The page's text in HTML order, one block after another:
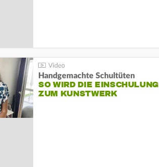
Handgemachte Schultüten
SO WIRD DIE EINSCHULUNG
ZUM KUNSTWERK